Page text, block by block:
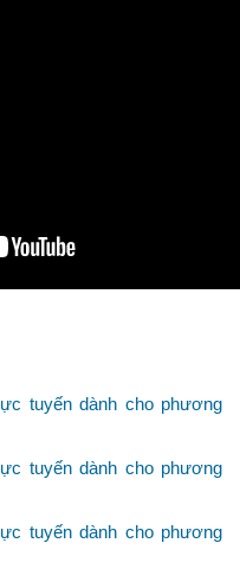
tuyến dành cho phương
tuyến dành cho phương
tuyến dành cho phương